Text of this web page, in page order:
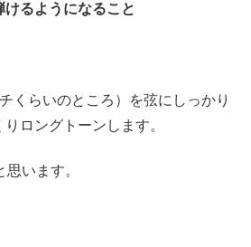
けるようになること
くらいのところ）を弦にしっかり
ロングトーンします。
います。